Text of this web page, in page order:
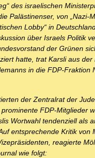
des israelischen
Palästinenser, von „Nazi-
Lobby“ in
über Israels Politik
der Grünen
hatte, trat Karsli aus
in die FDP-Fraktion
der Zentralrat der
FDP-Mitglieder
Wortwahl tendenziell als
entsprechende Kritik von
reagierte
wie folgt: